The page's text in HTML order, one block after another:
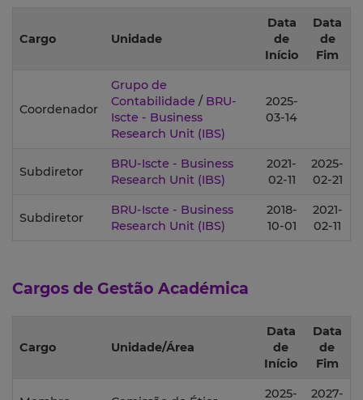
Cargo Unidade
Data
de
Início
Data
de
Fim
Coordenador
Grupo de
Contabilidade / BRU-
Iscte - Business
Research Unit (IBS)
2025-
03-14
Subdiretor
BRU-Iscte - Business
Research Unit (IBS)
2021-
02-11
2025-
02-21
Subdiretor
BRU-Iscte - Business
Research Unit (IBS)
2018-
10-01
2021-
02-11
Cargos de Gestão Académica
Cargo Unidade/Área
Data
de
Início
Data
de
Fim
2025-
2027-